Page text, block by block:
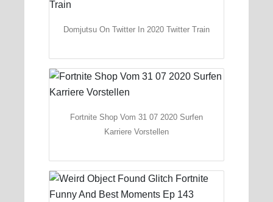
Domjutsu On Twitter In 2020 Twitter Train
Fortnite Shop Vom 31 07 2020 Surfen
Karriere Vorstellen